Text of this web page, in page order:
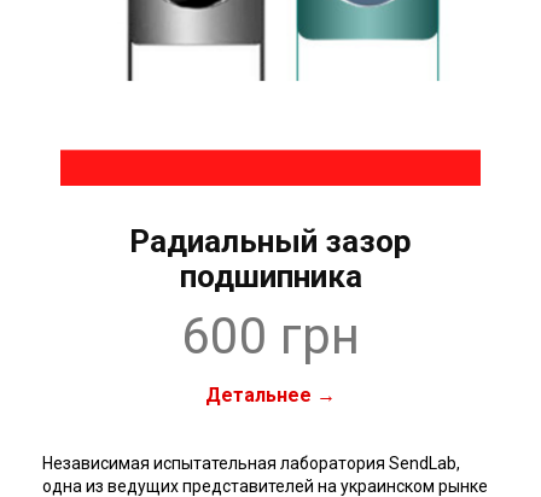
Радиальный зазор
подшипника
600 грн
Детальнее →
Независимая испытательная лаборатория SendLab,
одна из ведущих представителей на украинском рынке